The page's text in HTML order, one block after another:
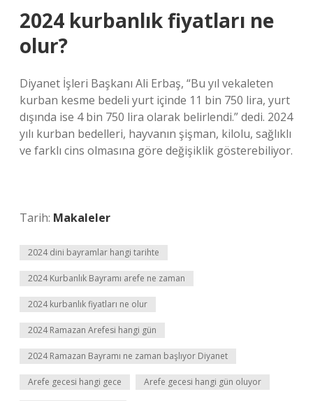
2024 kurbanlık fiyatları ne
olur?
Diyanet İşleri Başkanı Ali Erbaş, “Bu yıl vekaleten
kurban kesme bedeli yurt içinde 11 bin 750 lira, yurt
dışında ise 4 bin 750 lira olarak belirlendi.” dedi. 2024
yılı kurban bedelleri, hayvanın şişman, kilolu, sağlıklı
ve farklı cins olmasına göre değişiklik gösterebiliyor.
Tarih: Makaleler
2024 dini bayramlar hangi tarihte
2024 Kurbanlık Bayramı arefe ne zaman
2024 kurbanlık fiyatları ne olur
2024 Ramazan Arefesi hangi gün
2024 Ramazan Bayramı ne zaman başlıyor Diyanet
Arefe gecesi hangi gece Arefe gecesi hangi gün oluyor